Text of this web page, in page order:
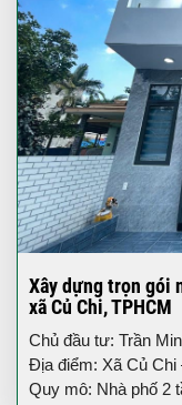
Xây dựng trọn gói
xã Củ Chi, TPHCM
Chủ đầu tư: Trần
Địa điểm: Xã Củ Chi
Quy mô: Nhà phố 2